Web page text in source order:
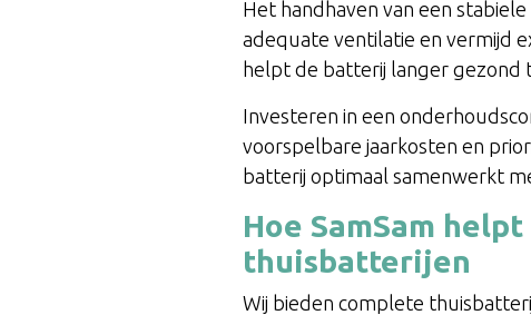
Het handhaven van een
adequate ventilatie en vermijd
helpt de batterij langer gezond
Investeren in een
voorspelbare jaarkosten en
batterij optimaal samenwerkt
Hoe SamSam
thuisbatterijen
Wij bieden complete